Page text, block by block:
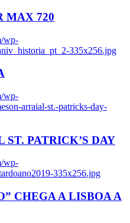
MAX 720
wp-
335x256.jpg
wp-
arraial-st.-patricks-day-
PATRICK’S DAY
wp-
335x256.jpg
CHEGA A LISBOA A